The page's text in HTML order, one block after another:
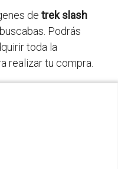
de trek slash
Podrás
toda la
realizar tu compra.